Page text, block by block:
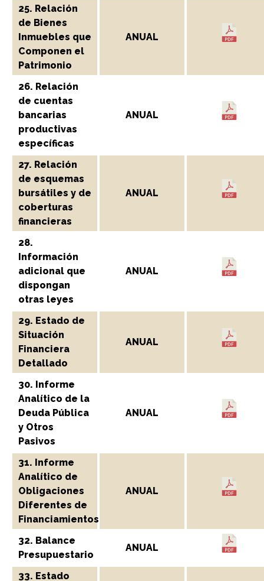
25. Relación
de Bienes
Inmuebles que
Componen el
Patrimonio
ANUAL
26. Relación
de cuentas
bancarias
productivas
específicas
ANUAL
27. Relación
de esquemas
bursátiles y de
coberturas
financieras
ANUAL
28.
Información
adicional que
dispongan
otras leyes
ANUAL
29. Estado de
Situación
Financiera
Detallado
ANUAL
30. Informe
Analítico de la
Deuda Pública
y Otros
Pasivos
ANUAL
31. Informe
Analítico de
Obligaciones
Diferentes de
Financiamientos
ANUAL
32. Balance
Presupuestario
ANUAL
33. Estado